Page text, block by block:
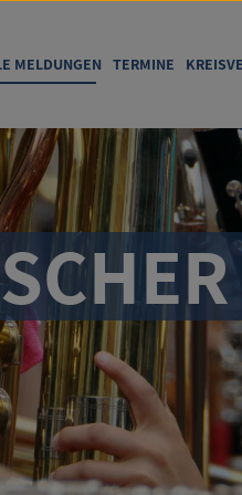
MELDUNGEN TERMINE